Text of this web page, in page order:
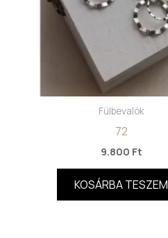
Fülbevalók
72
9.800 Ft
KOSÁRBA TESZEM